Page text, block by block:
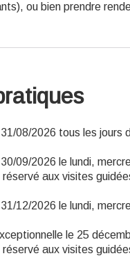
ou bien prendre
08/2026 tous les jours
09/2026 le lundi,
réservé aux visites
12/2026 le lundi,
le 25
réservé aux visites